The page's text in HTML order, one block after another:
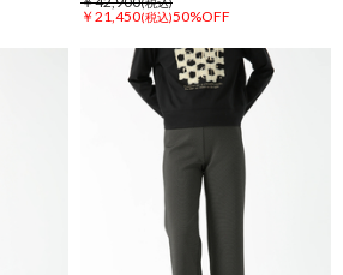
￥21,450(税込)50%OFF